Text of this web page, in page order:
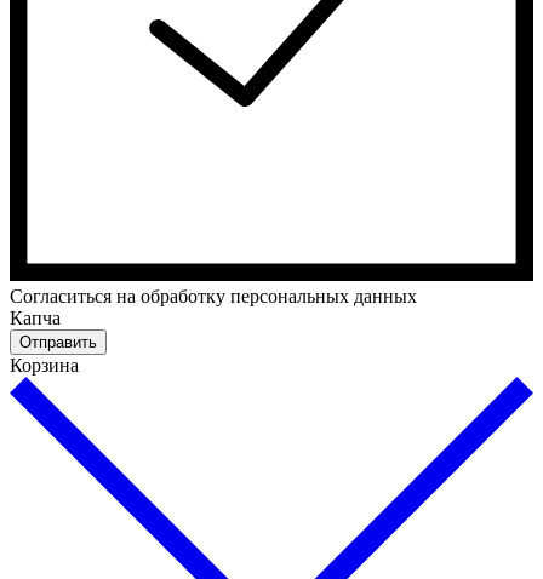
Cогласиться на обработку персональных данных
Капча
Отправить
Корзина